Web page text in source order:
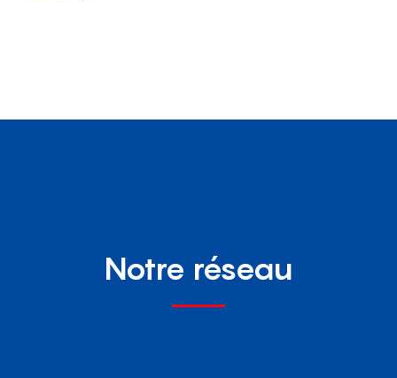
Notre réseau